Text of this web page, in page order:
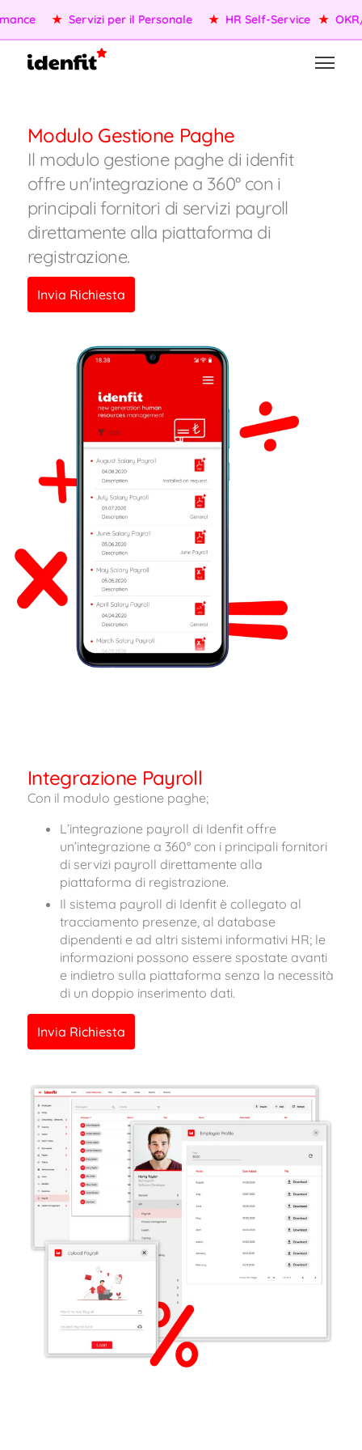
★ Servizi per il Personale ★ HR Self-Service ★ OKR/
Modulo Gestione Paghe
Il modulo gestione paghe di idenfit
offre un'integrazione a 360° con i
principali fornitori di servizi payroll
direttamente alla piattaforma di
registrazione.
Invia Richiesta
Integrazione Payroll
Con il modulo gestione paghe;
L’integrazione payroll di Idenfit offre
un’integrazione a 360° con i principali fornitori
di servizi payroll direttamente alla
piattaforma di registrazione.
Il sistema payroll di Idenfit è collegato al
tracciamento presenze, al database
dipendenti e ad altri sistemi informativi HR; le
informazioni possono essere spostate avanti
e indietro sulla piattaforma senza la necessità
di un doppio inserimento dati.
Invia Richiesta